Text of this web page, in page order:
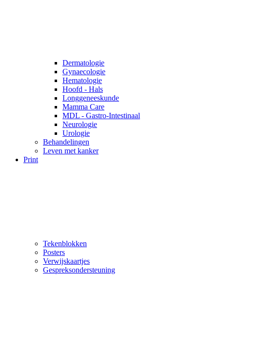
Dermatologie
Gynaecologie
Hematologie
Hoofd - Hals
Longgeneeskunde
Mamma Care
MDL - Gastro-Intestinaal
Neurologie
Urologie
Behandelingen
Leven met kanker
Print
Tekenblokken
Posters
Verwijskaartjes
Gespreksondersteuning